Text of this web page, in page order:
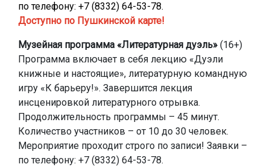
по телефону: +7 (8332) 64-53-78.
Доступно по Пушкинской карте!
Музейная программа «Литературная дуэль» (16+)
Программа включает в себя лекцию «Дуэли
книжные и настоящие», литературную командную
игру «К барьеру!». Завершится лекция
инсценировкой литературного отрывка.
Продолжительность программы – 45 минут.
Количество участников – от 10 до 30 человек.
Мероприятие проходит строго по записи! Заявки –
по телефону: +7 (8332) 64-53-78.